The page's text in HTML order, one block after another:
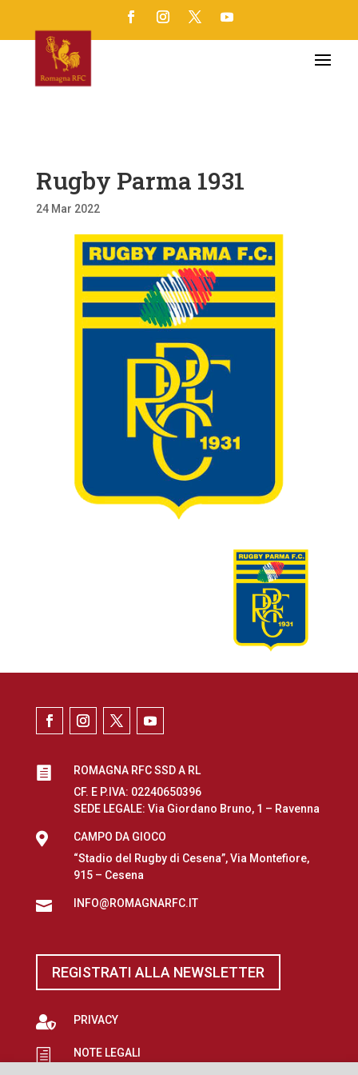
Rugby Parma 1931
24 Mar 2022

ROMAGNA RFC SSD A RL
CF. E P.IVA: 02240650396
SEDE LEGALE: Via Giordano Bruno, 1 – Ravenna

CAMPO DA GIOCO
“Stadio del Rugby di Cesena”, Via Montefiore,
915 – Cesena
 INFO@ROMAGNARFC.IT
REGISTRATI ALLA NEWSLETTER
 PRIVACY
h NOTE LEGALI